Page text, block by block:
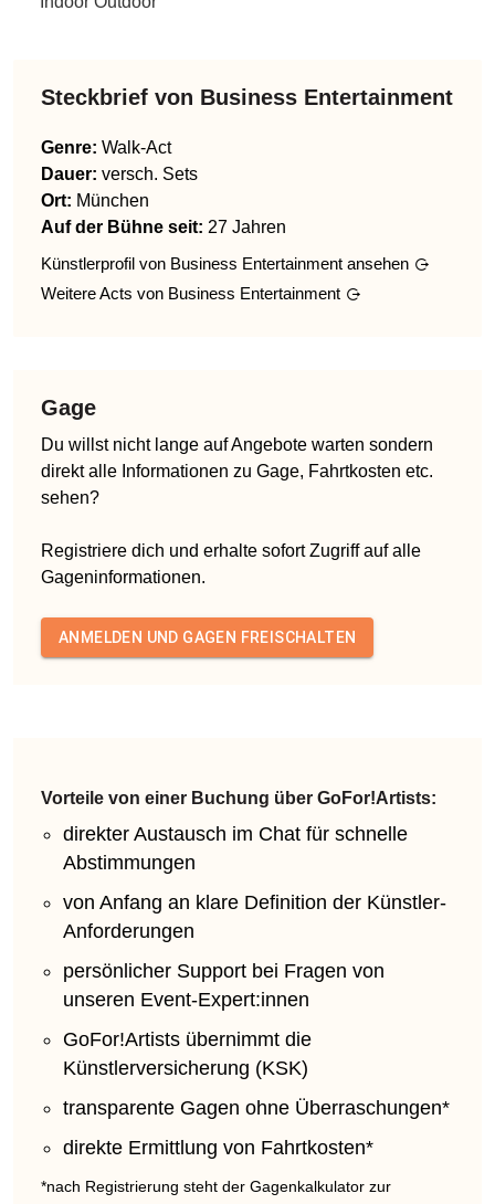
Steckbrief von Business Entertainment
Genre: Walk-Act
Dauer: versch. Sets
Ort: München
Auf der Bühne seit: 27 Jahren
Künstlerprofil von Business Entertainment ansehen
Weitere Acts von Business Entertainment
Gage
Du willst nicht lange auf Angebote warten sondern
direkt alle Informationen zu Gage, Fahrtkosten etc.
sehen?
Registriere dich und erhalte sofort Zugriff auf alle
Gageninformationen.
ANMELDEN UND GAGEN FREISCHALTEN
Vorteile von einer Buchung über GoFor!Artists:
direkter Austausch im Chat für schnelle
Abstimmungen
von Anfang an klare Definition der Künstler-
Anforderungen
persönlicher Support bei Fragen von
unseren Event-Expert:innen
GoFor!Artists übernimmt die
Künstlerversicherung (KSK)
transparente Gagen ohne Überraschungen*
direkte Ermittlung von Fahrtkosten*
*nach Registrierung steht der Gagenkalkulator zur